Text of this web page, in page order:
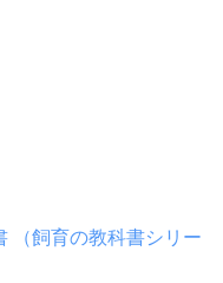
（飼育の教科書シリー